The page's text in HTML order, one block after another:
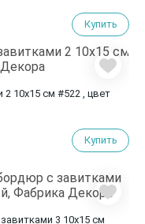
Купить
10х15 см #522 , цвет
Купить
3 10х15 см